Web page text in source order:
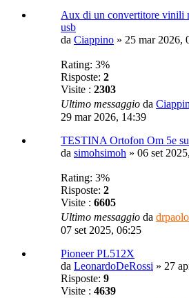
Aux di un convertitore vinili
usb
da Ciappino » 25 mar 2026,
Rating: 3%
Risposte: 2
Visite : 2303
Ultimo messaggio da
29 mar 2026, 14:39
TESTINA Ortofon Om 5e
da simohsimoh » 06 set
Rating: 3%
Risposte: 2
Visite : 6605
Ultimo messaggio da drpaolo
07 set 2025, 06:25
Pioneer PL512X
da LeonardoDeRossi » 27
Risposte: 9
Visite : 4639